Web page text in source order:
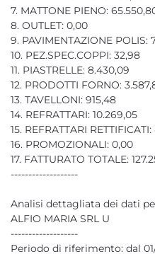
7. MATTONE PIENO:
8. OUTLET: 0,00
9. PAVIMENTAZIONE POLIS:
10. PEZ.SPEC.COPPI: 32,98
11. PIASTRELLE: 8.430,09
12. PRODOTTI FORNO:
13. TAVELLONI: 915,48
14. REFRATTARI: 10.269,05
15. REFRATTARI
16. PROMOZIONALI: 0,00
17. FATTURATO TOTALE:
-------------------
Analisi dettagliata dei dati
ALFIO MARIA SRL U
-------------------
Periodo di riferimento: dal